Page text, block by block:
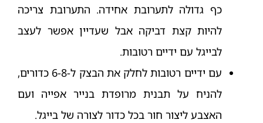
כף גדולה לתערובת אחידה. התערובת צריכה
להיות קצת דביקה אבל שעדיין אפשר לעצב
לבייגל עם ידיים רטובות.
עם ידיים רטובות לחלק את הבצק ל-6-8 כדורים,
להניח על תבנית מרופדת בנייר אפייה ועם
האצבע ליצור חור בכל כדור לצורה של בייגל.